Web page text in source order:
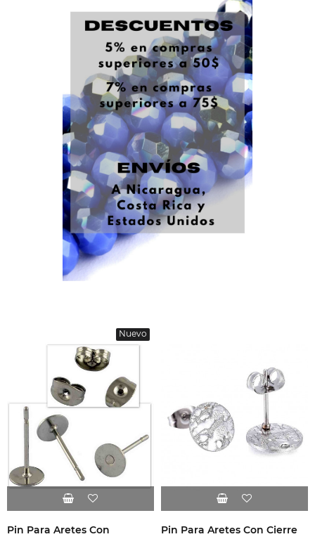
Nuevo
Pin Para Aretes Con
Pin Para Aretes Con Cierre